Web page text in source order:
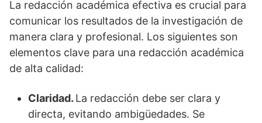
La redacción académica efectiva es crucial para
comunicar los resultados de la investigación de
manera clara y profesional. Los siguientes son
elementos clave para una redacción académica
de alta calidad:
Claridad. La redacción debe ser clara y
directa, evitando ambigüedades. Se